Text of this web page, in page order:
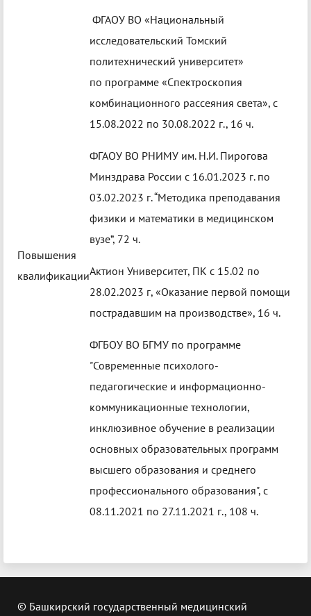
Повышения
квалификации
ФГАОУ ВО «Национальный
исследовательский Томский
политехнический университет»
по программе «Спектроскопия
комбинационного рассеяния света», с
15.08.2022 по 30.08.2022 г., 16 ч.
ФГАОУ ВО РНИМУ им. Н.И. Пирогова
Минздрава России с 16.01.2023 г. по
03.02.2023 г.“Методика преподавания
физики и математики в медицинском
вузе”, 72 ч.
Актион Университет, ПК с 15.02 по
28.02.2023 г, «Оказание первой помощи
пострадавшим на производстве», 16 ч.
ФГБОУ ВО БГМУ по программе
"Современные психолого-
педагогические и информационно-
коммуникационные технологии,
инклюзивное обучение в реализации
основных образовательных программ
высшего образования и среднего
профессионального образования", с
08.11.2021 по 27.11.2021 г., 108 ч.
© Башкирский государственный медицинский